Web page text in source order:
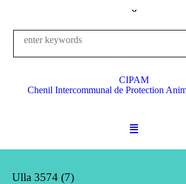
CIPAM
Chenil Intercommunal de Protection
Ulla 3574 (7)